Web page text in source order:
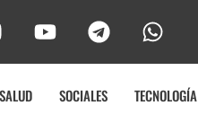
SALUD SOCIALES TECNOLOGÍA